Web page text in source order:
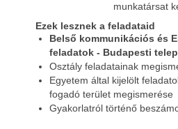
munkatársat
Ezek lesznek a feladataid
Belső kommunikációs és
feladatok - Budapesti
Osztály feladatainak
Egyetem által kijelölt
fogadó terület megismerése
Gyakorlatról történő